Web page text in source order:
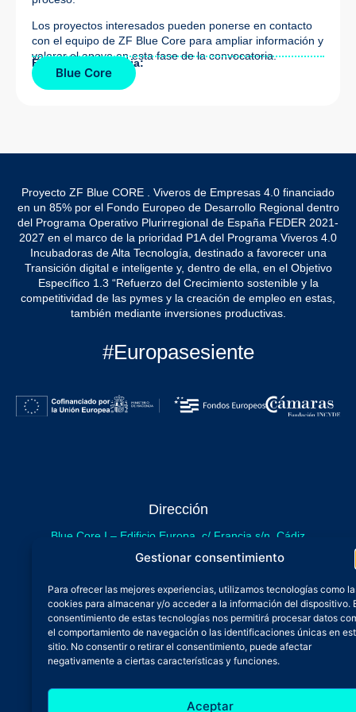
Gestionar consentimiento
Para ofrecer las mejores experiencias, utilizamos tecnologías como
cookies para almacenar y/o acceder a la información del dispositivo.
consentimiento de estas tecnologías nos permitirá procesar datos
el comportamiento de navegación o las identificaciones únicas en
sitio. No consentir o retirar el consentimiento, puede afectar
negativamente a ciertas características y funciones.
Aceptar
Los proyectos interesados pueden ponerse en contacto
con el equipo de ZF Blue Core para ampliar información y
valorar el apoyo en esta fase de la convocatoria.
Fuente de la noticia:
Blue Core
Proyecto ZF Blue CORE . Viveros de Empresas 4.0 financiado
en un 85% por el Fondo Europeo de Desarrollo Regional dentro
del Programa Operativo Plurirregional de España FEDER 2021-
2027 en el marco de la prioridad P1A del Programa Viveros 4.0
Incubadoras de Alta Tecnología, destinado a favorecer una
Transición digital e inteligente y, dentro de ella, en el Objetivo
Específico 1.3 “Refuerzo del Crecimiento sostenible y la
competitividad de las pymes y la creación de empleo en estas,
también mediante inversiones productivas.
#Europasesiente
Dirección
Blue Core I – Edificio Europa, c/ Francia s/n. Cádiz
sede provisional de Blue Core - Incubazul
próximamente.
Teléfono y Whatsapp
600 515 071
De lunes a viernes
Oficina 24/7
Atención continuada